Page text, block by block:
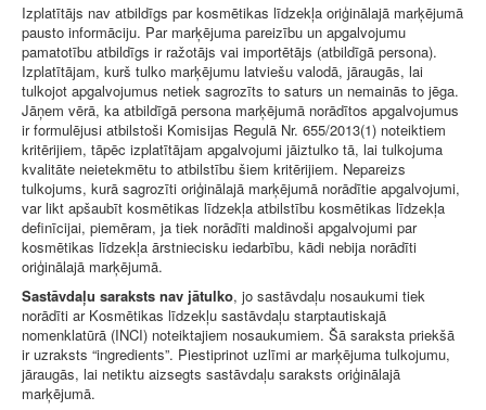
Izplatītājs nav atbildīgs par kosmētikas līdzekļa oriģinālajā marķējumā
pausto informāciju. Par marķējuma pareizību un apgalvojumu
pamatotību atbildīgs ir ražotājs vai importētājs (atbildīgā persona).
Izplatītājam, kurš tulko marķējumu latviešu valodā, jāraugās, lai
tulkojot apgalvojumus netiek sagrozīts to saturs un nemainās to jēga.
Jāņem vērā, ka atbildīgā persona marķējumā norādītos apgalvojumus
ir formulējusi atbilstoši Komisijas Regulā Nr. 655/2013(1) noteiktiem
kritērijiem, tāpēc izplatītājam apgalvojumi jāiztulko tā, lai tulkojuma
kvalitāte neietekmētu to atbilstību šiem kritērijiem. Nepareizs
tulkojums, kurā sagrozīti oriģinālajā marķējumā norādītie apgalvojumi,
var likt apšaubīt kosmētikas līdzekļa atbilstību kosmētikas līdzekļa
definīcijai, piemēram, ja tiek norādīti maldinoši apgalvojumi par
kosmētikas līdzekļa ārstniecisku iedarbību, kādi nebija norādīti
oriģinālajā marķējumā.
Sastāvdaļu saraksts nav jātulko, jo sastāvdaļu nosaukumi tiek
norādīti ar Kosmētikas līdzekļu sastāvdaļu starptautiskajā
nomenklatūrā (INCI) noteiktajiem nosaukumiem. Šā saraksta priekšā
ir uzraksts “ingredients”. Piestiprinot uzlīmi ar marķējuma tulkojumu,
jāraugās, lai netiktu aizsegts sastāvdaļu saraksts oriģinālajā
marķējumā.